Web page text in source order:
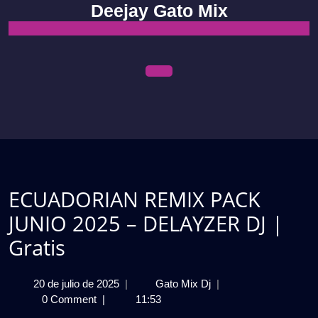
content
Deejay Gato Mix
ECUADORIAN REMIX PACK
JUNIO 2025 – DELAYZER DJ |
Gratis
20 de julio de 202520| Gato Mix DjECUADORIAN
|
0 Comment | 11:53